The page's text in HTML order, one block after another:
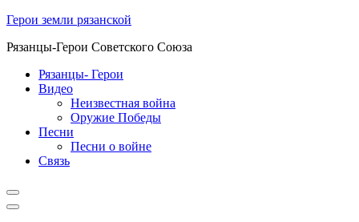
Перейти
содержимому
Герои земли рязанской
Рязанцы-Герои Советского Союза
Рязанцы- Герои
Видео
Неизвестная война
Оружие Победы
Песни
Песни о войне
Cвязь